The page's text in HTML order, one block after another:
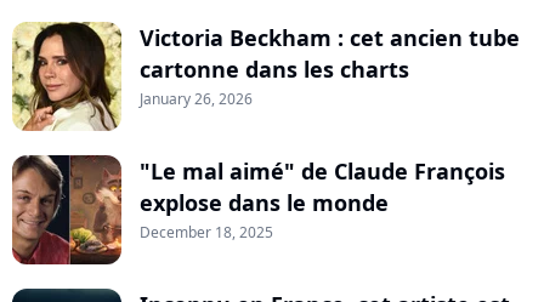
Victoria Beckham : cet ancien tube
cartonne dans les charts
January 26, 2026
"Le mal aimé" de Claude François
explose dans le monde
December 18, 2025